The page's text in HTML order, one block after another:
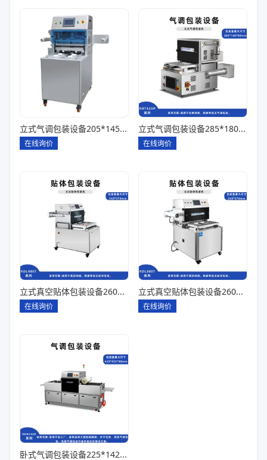
立式气调包装设备205*145*85一出四
在线询价
立式气调包装设备285*180*80一出一
在线询价
立式真空贴体包装设备260*180一出四
在线询价
立式真空贴体包装设备260*180一出二
在线询价
卧式气调包装设备225*142*80一出六